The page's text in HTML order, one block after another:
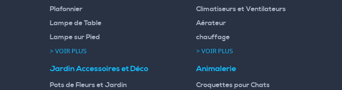
Plafonnier
Lampe de Table
Lampe sur Pied
> VOIR PLUS
Climatiseurs et Ventilateurs
Aérateur
chauffage
> VOIR PLUS
Jardin Accessoires et Déco
Pots de Fleurs et Jardin
Animalerie
Croquettes pour Chats